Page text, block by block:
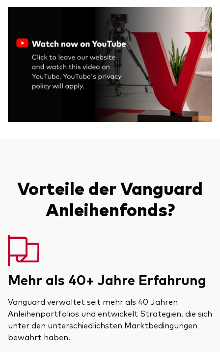
Portfolio-Services
LifePlan-Modellportfolios
Vorteile der Vanguard
Anleihenfonds?
Mehr als 40+ Jahre Erfahrung
Vanguard verwaltet seit mehr als 40 Jahren
Anleihenportfolios und entwickelt Strategien, die sich
unter den unterschiedlichsten Marktbedingungen
bewährt haben.